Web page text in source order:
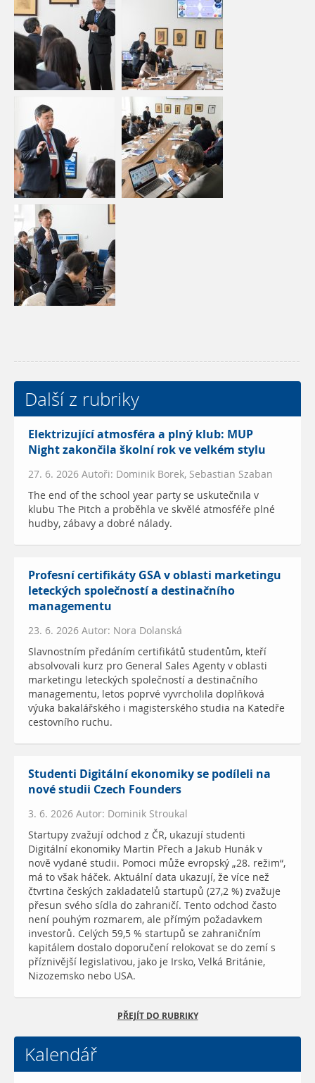
Další z rubriky
Elektrizující atmosféra a plný klub: MUP
Night zakončila školní rok ve velkém stylu
27. 6. 2026 Autoři: Dominik Borek, Sebastian Szaban
The end of the school year party se uskutečnila v
klubu The Pitch a proběhla ve skvělé atmosféře plné
hudby, zábavy a dobré nálady.
Profesní certifikáty GSA v oblasti marketingu
leteckých společností a destinačního
managementu
23. 6. 2026 Autor: Nora Dolanská
Slavnostním předáním certifikátů studentům, kteří
absolvovali kurz pro General Sales Agenty v oblasti
marketingu leteckých společností a destinačního
managementu, letos poprvé vyvrcholila doplňková
výuka bakalářského i magisterského studia na Katedře
cestovního ruchu.
Studenti Digitální ekonomiky se podíleli na
nové studii Czech Founders
3. 6. 2026 Autor: Dominik Stroukal
Startupy zvažují odchod z ČR, ukazují studenti
Digitální ekonomiky Martin Přech a Jakub Hunák v
nově vydané studii. Pomoci může evropský „28. režim“,
má to však háček. Aktuální data ukazují, že více než
čtvrtina českých zakladatelů startupů (27,2 %) zvažuje
přesun svého sídla do zahraničí. Tento odchod často
není pouhým rozmarem, ale přímým požadavkem
investorů. Celých 59,5 % startupů se zahraničním
kapitálem dostalo doporučení relokovat se do zemí s
příznivější legislativou, jako je Irsko, Velká Británie,
Nizozemsko nebo USA.
PŘEJÍT DO RUBRIKY
Kalendář